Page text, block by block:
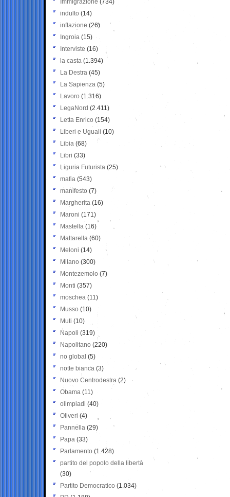
Immigrazione (734)
indulto (14)
inflazione (26)
Ingroia (15)
Interviste (16)
la casta (1.394)
La Destra (45)
La Sapienza (5)
Lavoro (1.316)
LegaNord (2.411)
Letta Enrico (154)
Liberi e Uguali (10)
Libia (68)
Libri (33)
Liguria Futurista (25)
mafia (543)
manifesto (7)
Margherita (16)
Maroni (171)
Mastella (16)
Mattarella (60)
Meloni (14)
Milano (300)
Montezemolo (7)
Monti (357)
moschea (11)
Musso (10)
Muti (10)
Napoli (319)
Napolitano (220)
no global (5)
notte bianca (3)
Nuovo Centrodestra (2)
Obama (11)
olimpiadi (40)
Oliveri (4)
Pannella (29)
Papa (33)
Parlamento (1.428)
partito del popolo della libertà
(30)
Partito Democratico (1.034)